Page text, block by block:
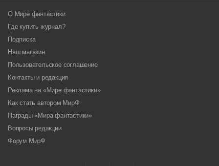
О Мире фантастики
Где купить журнал?
Подписка
Наш магазин
Пользовательское соглашение
Контакты и редакция
Реклама на «Мире фантастики»
Как стать автором МирФ
Награды «Мира фантастики»
Вопросы редакции
Форум МирФ